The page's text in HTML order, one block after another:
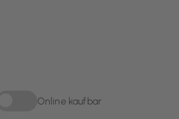
Online kaufbar
Sortieren nach Online kaufbar: Online